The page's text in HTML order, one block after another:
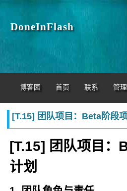
DoneInFlash
博客园 首页 联系 管理
[T.15] 团队项目：Beta阶段
[T.15] 团队项目：
计划